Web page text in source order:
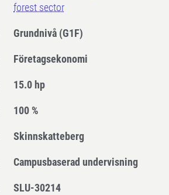
forest sector
Grundnivå (G1F)
Företagsekonomi
15.0 hp
100 %
Skinnskatteberg
Campusbaserad undervisning
SLU-30214